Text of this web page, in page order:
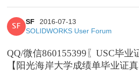
SF
SF
2016-07-13
SOLIDWORKS User Forum
QQ/微信860155399 〖 USC毕业
【 阳光海岸大学成绩单毕业证